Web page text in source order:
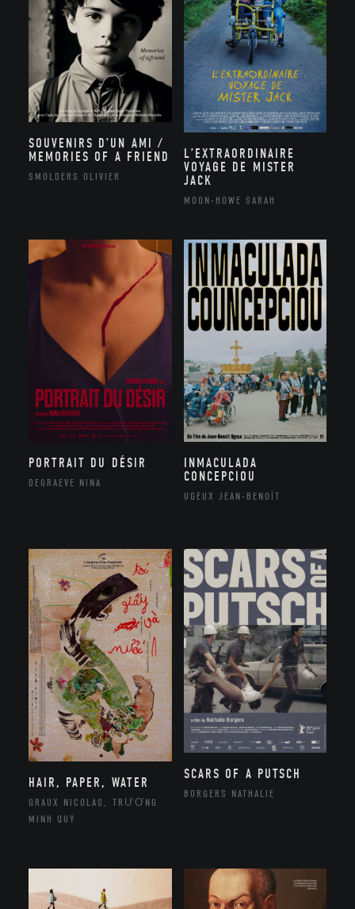
SOUVENIRS D’UN AMI /
MEMORIES OF A FRIEND
SMOLDERS OLIVIER
L’EXTRAORDINAIRE
VOYAGE DE MISTER
JACK
MOON-HOWE SARAH
PORTRAIT DU DÉSIR
DEGRAEVE NINA
INMACULADA
CONCEPCIOU
UGEUX JEAN-BENOÎT
HAIR, PAPER, WATER
GRAUX NICOLAS, TRƯƠNG
MINH QUÝ
SCARS OF A PUTSCH
BORGERS NATHALIE